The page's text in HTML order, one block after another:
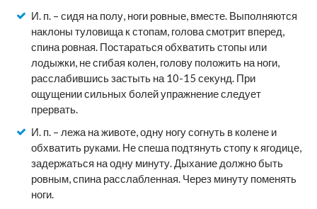
И. п. – сидя на полу, ноги ровные, вместе. Выполняются
наклоны туловища к стопам, голова смотрит вперед,
спина ровная. Постараться обхватить стопы или
лодыжки, не сгибая колен, голову положить на ноги,
расслабившись застыть на 10-15 секунд. При
ощущении сильных болей упражнение следует
прервать.
И. п. – лежа на животе, одну ногу согнуть в колене и
обхватить руками. Не спеша подтянуть стопу к ягодице,
задержаться на одну минуту. Дыхание должно быть
ровным, спина расслабленная. Через минуту поменять
ноги.